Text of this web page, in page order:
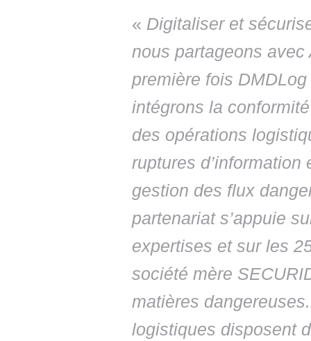
« Digitaliser et
nous partageons
première fois
intégrons la
des opérations
ruptures
gestion des flux
partenariat s’appuie
expertises et sur les
société mère
matières
logistiques disposent